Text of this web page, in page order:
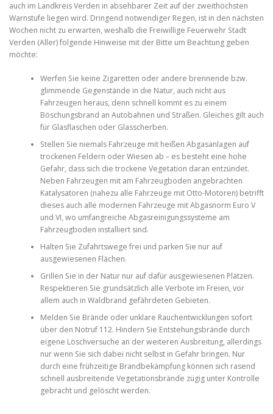
auch im Landkreis Verden in absehbarer Zeit auf der zweithöchsten
Warnstufe liegen wird. Dringend notwendiger Regen, ist in den nächsten
Wochen nicht zu erwarten, weshalb die Freiwillige Feuerwehr Stadt
Verden (Aller) folgende Hinweise mit der Bitte um Beachtung geben
möchte:
Werfen Sie keine Zigaretten oder andere brennende bzw.
glimmende Gegenstände in die Natur, auch nicht aus
Fahrzeugen heraus, denn schnell kommt es zu einem
Böschungsbrand an Autobahnen und Straßen. Gleiches gilt auch
für Glasflaschen oder Glasscherben.
Stellen Sie niemals Fahrzeuge mit heißen Abgasanlagen auf
trockenen Feldern oder Wiesen ab – es besteht eine hohe
Gefahr, dass sich die trockene Vegetation daran entzündet.
Neben Fahrzeugen mit am Fahrzeugboden angebrachten
Katalysatoren (nahezu alle Fahrzeuge mit Otto-Motoren) betrifft
dieses auch alle modernen Fahrzeuge mit Abgasnorm Euro V
und VI, wo umfangreiche Abgasreinigungssysteme am
Fahrzeugboden installiert sind.
Halten Sie Zufahrtswege frei und parken Sie nur auf
ausgewiesenen Flächen.
Grillen Sie in der Natur nur auf dafür ausgewiesenen Plätzen.
Respektieren Sie grundsätzlich alle Verbote im Freien, vor
allem auch in Waldbrand gefährdeten Gebieten.
Melden Sie Brände oder unklare Rauchentwicklungen sofort
über den Notruf 112. Hindern Sie Entstehungsbrände durch
eigene Löschversuche an der weiteren Ausbreitung, allerdings
nur wenn Sie sich dabei nicht selbst in Gefahr bringen. Nur
durch eine frühzeitige Brandbekämpfung können sich rasend
schnell ausbreitende Vegetationsbrände zügig unter Kontrolle
gebracht und gelöscht werden.